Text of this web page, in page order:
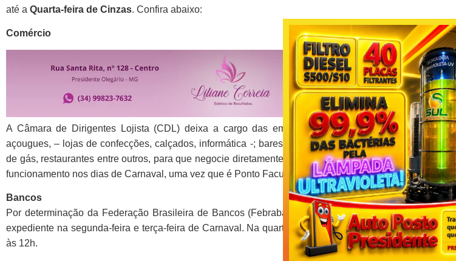
até a Quarta-feira de Cinzas. Confira abaixo:
Comércio
A Câmara de Dirigentes Lojista (CDL) deixa a cargo das empresas filiadas, como supermercados,
açougues, – lojas de confecções, calçados, informática -; bares, postos de combustíveis, revendedores
de gás, restaurantes entre outros, para que negocie diretamente com os colaboradores os horários para
funcionamento nos dias de Carnaval, uma vez que é Ponto Facultativo.
Bancos
Por determinação da Federação Brasileira de Bancos (Febraban), as agências bancárias não vão ter
expediente na segunda-feira e terça-feira de Carnaval. Na quarta-feira de Cinzas o expediente começa
às 12h.